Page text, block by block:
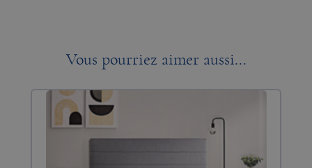
Vous pourriez aimer aussi...